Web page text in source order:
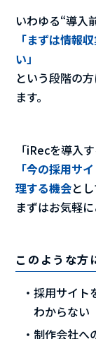
いわゆる“導入
「まずは情報
い」
という段階の
ます。
「iRecを導入
「今の採用サ
理する機会と
まずはお気軽
このような方
採用サイト
わからない
制作会社へ